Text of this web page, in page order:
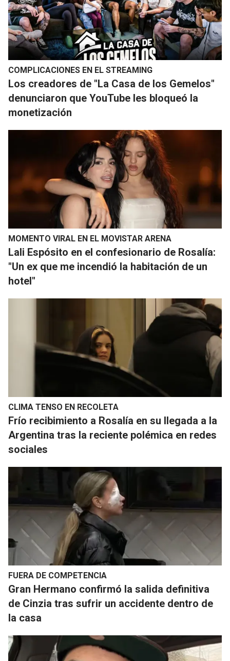
COMPLICACIONES EN EL STREAMING
​Los creadores de "La Casa de los Gemelos"
denunciaron que YouTube les bloqueó la
monetización
MOMENTO VIRAL EN EL MOVISTAR ARENA
Lali Espósito en el confesionario de Rosalía:
"Un ex que me incendió la habitación de un
hotel"
CLIMA TENSO EN RECOLETA
Frío recibimiento a Rosalía en su llegada a la
Argentina tras la reciente polémica en redes
sociales
FUERA DE COMPETENCIA
​Gran Hermano confirmó la salida definitiva
de Cinzia tras sufrir un accidente dentro de
la casa